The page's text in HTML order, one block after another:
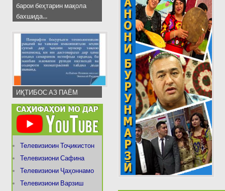
барои беҳтарин мақола
бахшида...
ИҚТИБОС АЗ ПАЁМ
Телевизиоин Тоҷикистон
Телевизиони Сафина
Телевизиони Ҷаҳоннамо
Телевизиони Варзиш